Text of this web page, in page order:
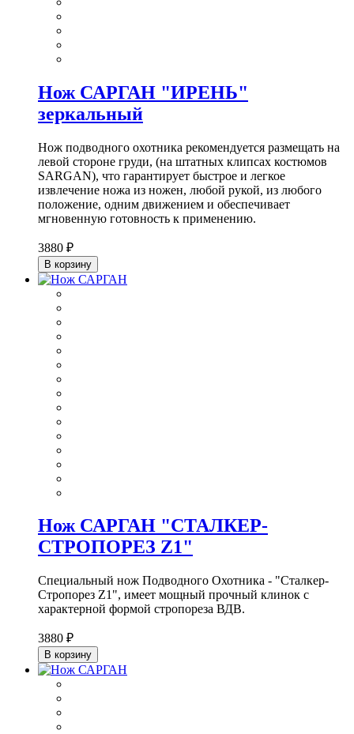
Нож САРГАН "ИРЕНЬ"
зеркальный
Нож подводного охотника рекомендуется размещать на
левой стороне груди, (на штатных клипсах костюмов
SARGAN), что гарантирует быстрое и легкое
извлечение ножа из ножен, любой рукой, из любого
положение, одним движением и обеспечивает
мгновенную готовность к применению.
3880 ₽
В корзину
Нож САРГАН "СТАЛКЕР-
СТРОПОРЕЗ Z1"
Специальный нож Подводного Охотника - "Сталкер-
Стропорез Z1", имеет мощный прочный клинок с
характерной формой стропореза ВДВ.
3880 ₽
В корзину